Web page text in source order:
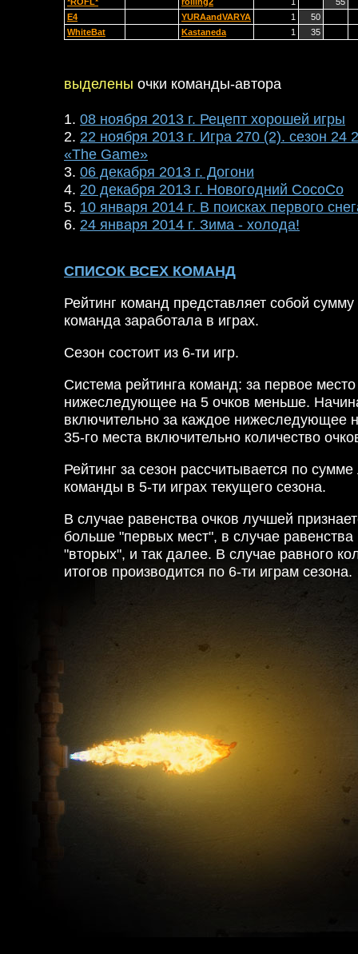
Е4
YURAandVARYA 1
50
WhiteBat
Kastaneda 1 35
выделены очки команды-автора
1. 08 ноября 2013 г. Рецепт хорошей игры
2. 22 ноября 2013 г. Игра 270 (2). сезон 24
«The Game»
3. 06 декабря 2013 г. Догони
4. 20 декабря 2013 г. Новогодний CocoCo
5. 10 января 2014 г. В поисках первого
6. 24 января 2014 г. Зима - холода!
СПИСОК ВСЕХ КОМАНД
Рейтинг команд представляет собой
команда заработала в играх.
Сезон состоит из 6-ти игр.
Система рейтинга команд: за первое
нижеследующее на 5 очков меньше.
включительно за каждое нижеследующее
35-го места включительно количество
Рейтинг за сезон рассчитывается по
команды в 5-ти играх текущего сезона.
В случае равенства очков лучшей
больше "первых мест", в случае равенства
"вторых", и так далее. В случае равного
итогов производится по 6-ти играм сезона.